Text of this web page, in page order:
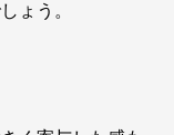
ょう。